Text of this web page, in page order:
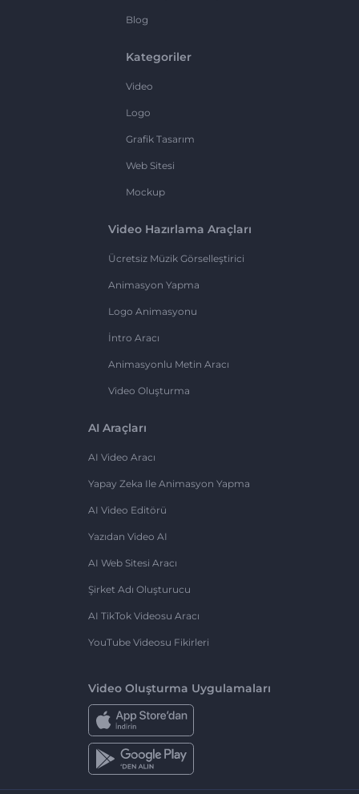
Blog
Kategoriler
Video
Logo
Grafik Tasarım
Web Sitesi
Mockup
Video Hazırlama Araçları
Ücretsiz Müzik Görselleştirici
Animasyon Yapma
Logo Animasyonu
İntro Aracı
Animasyonlu Metin Aracı
Video Oluşturma
AI Araçları
AI Video Aracı
Yapay Zeka Ile Animasyon Yapma
AI Video Editörü
Yazıdan Video AI
AI Web Sitesi Aracı
Şirket Adı Oluşturucu
AI TikTok Videosu Aracı
YouTube Videosu Fikirleri
Video Oluşturma Uygulamaları